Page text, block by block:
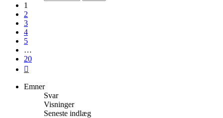
1
2
3
4
5
…
20
Emner
Svar
Visninger
Seneste indlæg